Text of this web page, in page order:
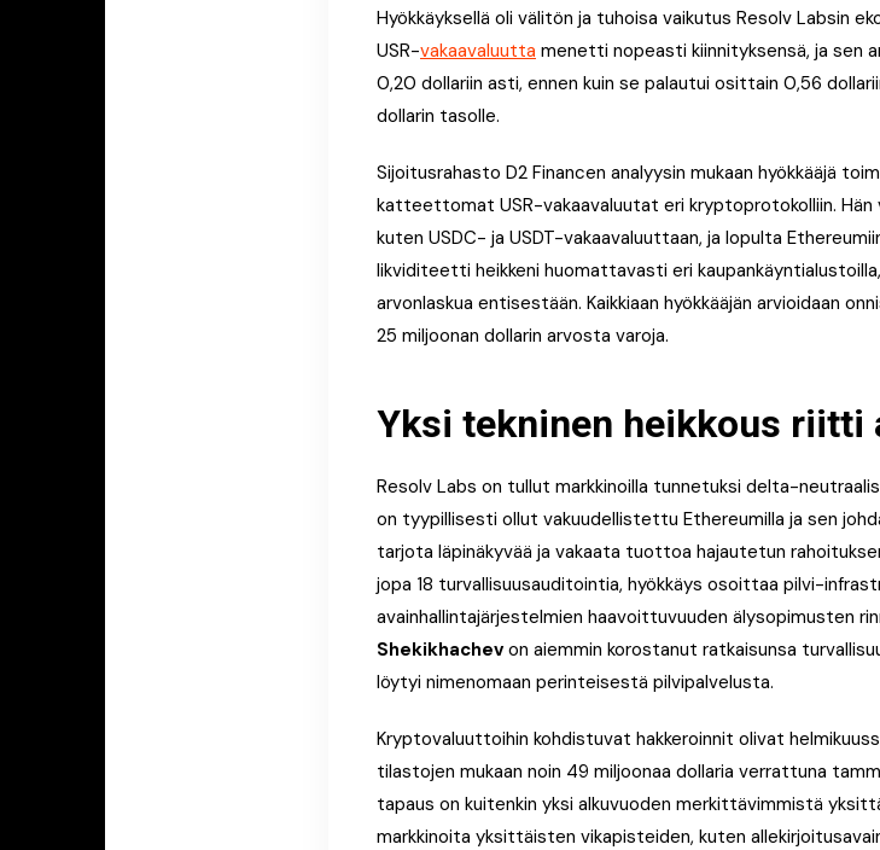
Hyökkäyksellä oli välitön ja tuhoisa vaikutus Resolv Labsin
USR-vakaavaluutta menetti nopeasti kiinnityksensä, ja sen
0,20 dollariin asti, ennen kuin se palautui osittain 0,56
dollarin tasolle.
Sijoitusrahasto D2 Financen analyysin mukaan hyökkääjä
katteettomat USR-vakaavaluutat eri kryptoprotokolliin. Hän
kuten USDC- ja USDT-vakaavaluuttaan, ja lopulta
likviditeetti heikkeni huomattavasti eri
arvonlaskua entisestään. Kaikkiaan hyökkääjän arvioidaan
25 miljoonan dollarin arvosta varoja.
Yksi tekninen heikkous riitti
Resolv Labs on tullut markkinoilla tunnetuksi delta-
on tyypillisesti ollut vakuudellistettu Ethereumilla ja sen
tarjota läpinäkyvää ja vakaata tuottoa hajautetun
jopa 18 turvallisuusauditointia, hyökkäys osoittaa pilvi-
avainhallintajärjestelmien haavoittuvuuden älysopimusten
Shekikhachev on aiemmin korostanut ratkaisunsa
löytyi nimenomaan perinteisestä pilvipalvelusta.
Kryptovaluuttoihin kohdistuvat hakkeroinnit olivat
tilastojen mukaan noin 49 miljoonaa dollaria verrattuna
tapaus on kuitenkin yksi alkuvuoden merkittävimmistä
markkinoita yksittäisten vikapisteiden, kuten